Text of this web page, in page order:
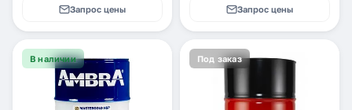
Запрос цены Запрос цены
В наличии Под заказ